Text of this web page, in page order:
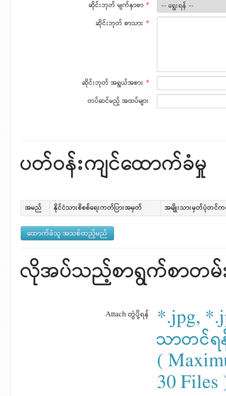
ဆိုင်းဘုတ် မျက်နှာစာ *
ဆိုင်းဘုတ် စာသား *
ဆိုင်းဘုတ် အရွယ်အစား *
တပ်ဆင်မည့် အထပ်များ
ပတ်ဝန်းကျင်ထောက်ခံမှု
အမည် နိုင်ငံသားစိစစ်ရေးကတ်ပြားအမှတ် အမျိုးသားမှတ်ပုံတင်
လိုအပ်သည့်စာရွက်စာတမ်း
Attach တွဲပို့ရန်
*.jpg,
သာတင်ရ
(
30 Files